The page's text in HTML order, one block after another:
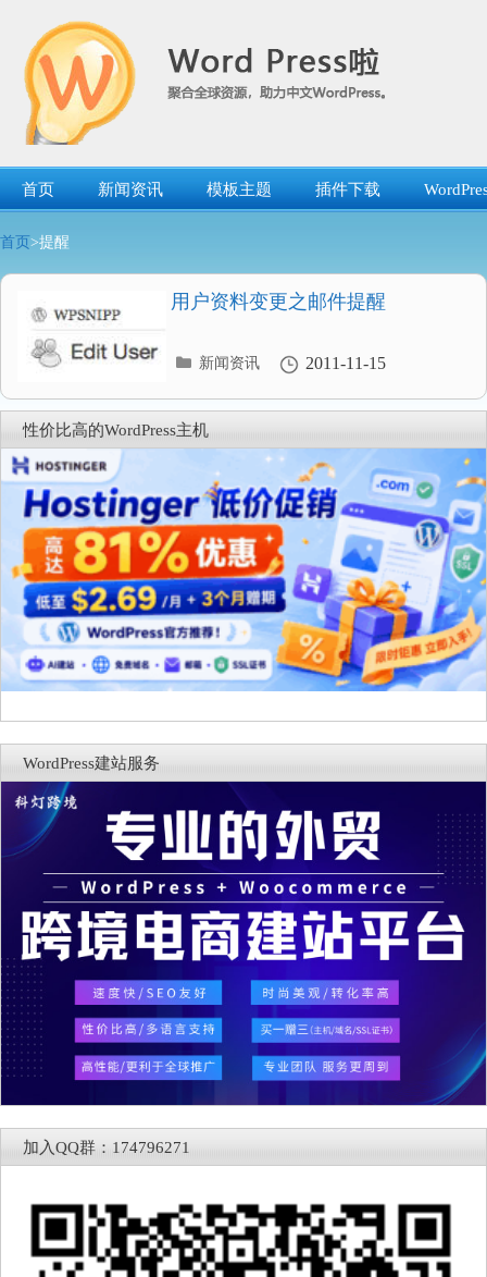
首页 新闻资讯 模板主题 插件下载
首页 >提醒
用户资料变更之邮件提醒
2011-11-15
分
录
新闻资讯
性价比高的WordPress主机
WordPress建站服务
加入QQ群：174796271